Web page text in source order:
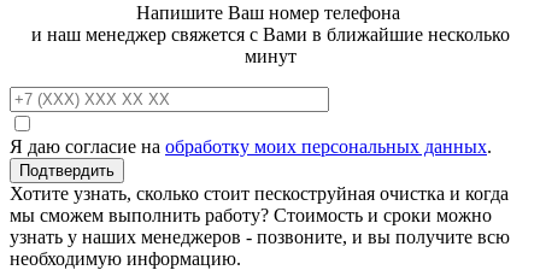
Напишите Ваш номер телефона
и наш менеджер свяжется с Вами в ближайшие несколько
минут
Я даю согласие на обработку моих персональных данных.
Хотите узнать, сколько стоит пескоструйная очистка и когда
мы сможем выполнить работу? Стоимость и сроки можно
узнать у наших менеджеров - позвоните, и вы получите всю
необходимую информацию.